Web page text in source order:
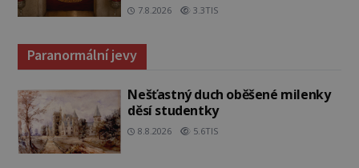
7.8.2026 3.3TIS
Paranormální jevy
Nešťastný duch oběšené milenky
děsí studentky
8.8.2026 5.6TIS